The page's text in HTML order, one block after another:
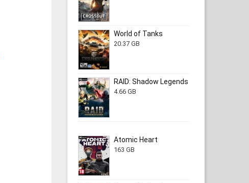
World of Tanks
20.37 GB
RAID: Shadow Legends
4.66 GB
Atomic Heart
163 GB